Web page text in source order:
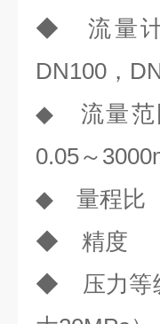
◆ 流量计
DN100，
◆ 流量
0.05～
◆ 量程
◆ 精度
◆ 压力等